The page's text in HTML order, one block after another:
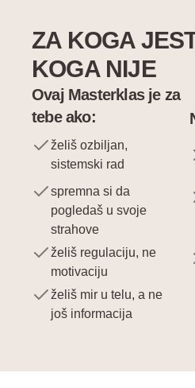
ZA KOGA
KOGA NIJE
Ovaj Masterklas je za
tebe ako:
želiš ozbiljan,
sistemski rad
spremna si da
pogledaš u svoje
strahove
želiš regulaciju, ne
motivaciju
želiš mir u telu, a ne
još informacija